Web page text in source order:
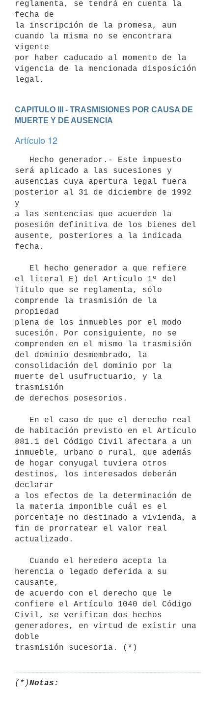
reglamenta, se tendrá en cuenta la
fecha de
la inscripción de la promesa, aun
cuando la misma no se encontrara
vigente
por haber caducado al momento de la
vigencia de la mencionada disposición
CAPITULO III - TRASMISIONES POR CAUSA DE
MUERTE Y DE AUSENCIA
Artículo 12
será aplicado a las sucesiones y
ausencias cuya apertura legal fuera
posterior al 31 de diciembre de 1992
y
a las sentencias que acuerden la
posesión definitiva de los bienes del
ausente, posteriores a la indicada
fecha.
el literal E) del Artículo 1º del
Título que se reglamenta, sólo
comprende la trasmisión de la
propiedad
plena de los inmuebles por el modo
sucesión. Por consiguiente, no se
comprenden en el mismo la trasmisión
del dominio desmembrado, la
consolidación del dominio por la
muerte del usufructuario, y la
trasmisión
de derechos posesorios.
de habitación previsto en el Artículo
881.1 del Código Civil afectara a un
inmueble, urbano o rural, que además
de hogar conyugal tuviera otros
destinos, los interesados deberán
declarar
a los efectos de la determinación de
la materia imponible cuál es el
porcentaje no destinado a vivienda, a
fin de prorratear el valor real
actualizado.
herencia o legado deferida a su
causante,
de acuerdo con el derecho que le
confiere el Artículo 1040 del Código
Civil, se verifican dos hechos
generadores, en virtud de existir una
doble
(*)Notas: